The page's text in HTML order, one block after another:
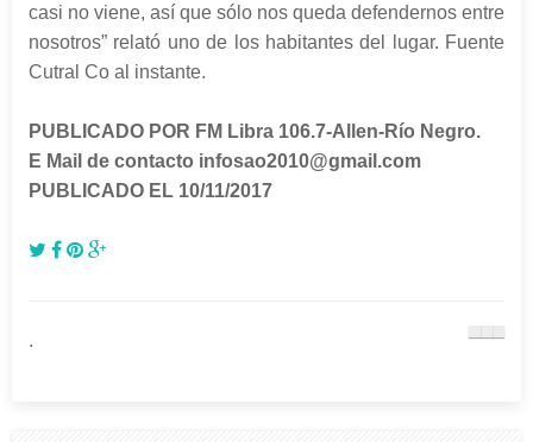
casi no viene, así que sólo nos queda defendernos entre
nosotros” relató uno de los habitantes del lugar. Fuente
Cutral Co al instante.
PUBLICADO POR FM Libra 106.7-Allen-Río Negro.
E Mail de contacto infosao2010@gmail.com
PUBLICADO EL 10/11/2017
.